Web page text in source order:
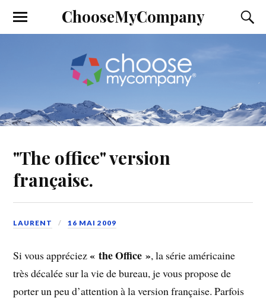
ChooseMyCompany
"The office" version
française.
LAURENT 16 MAI 2009
Si vous appréciez« the Office », la série américaine
très décalée sur la vie de bureau, je vous propose de
porter un peu d’attention à la version française. Parfois